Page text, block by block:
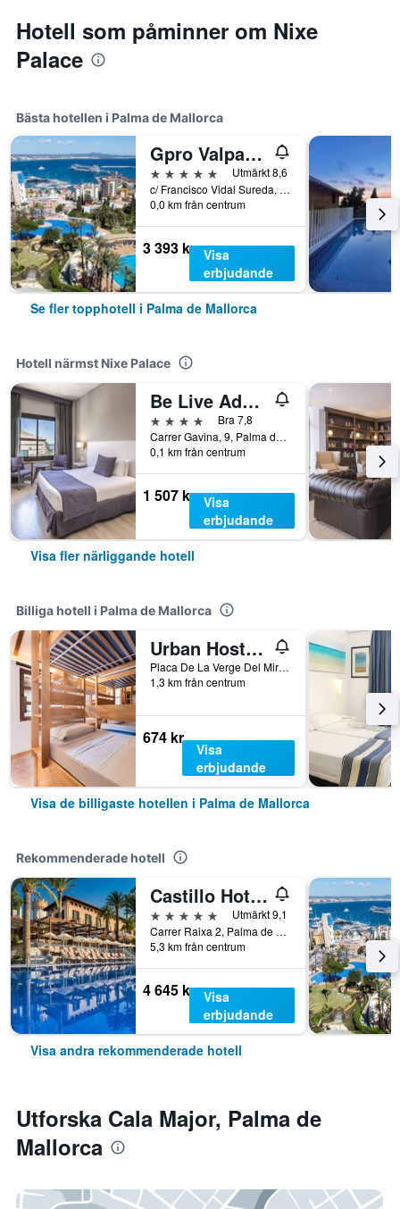
Hotell som påminner om Nixe
Palace
Bästa hotellen i Palma de Mallorca
Gpro Valparaiso Palace & Spa
5 stjärnor
Utmärkt 8,6
c/ Francisco Vidal Sureda, 23, Palma de Mallorca, Mallorca, Spanien
0,0 km från centrum
3 393 kr Visa
erbjudande
Se fler topphotell i Palma de Mallorca
Hotell närmst Nixe Palace
Be Live Adults Only Marivent
4 stjärnor
Bra 7,8
Carrer Gavina, 9, Palma de Mallorca, Mallorca, Spanien
0,1 km från centrum
1 507 kr Visa
erbjudande
Visa fler närliggande hotell
Billiga hotell i Palma de Mallorca
Urban Hostel Palma - Albergue Juvenil - Youth Hostel
Placa De La Verge Del Miracle 4, Palma de Mallorca, Mallorca, Spanien
1,3 km från centrum
674 kr
Visa
erbjudande
Visa de billigaste hotellen i Palma de Mallorca
Rekommenderade hotell
Castillo Hotel Son Vida, a Luxury Collection Hotel, Mallorca
5 stjärnor
Utmärkt 9,1
Carrer Raixa 2, Palma de Mallorca, Mallorca, Spanien
5,3 km från centrum
4 645 kr Visa
erbjudande
Visa andra rekommenderade hotell
Utforska Cala Major, Palma de
Mallorca